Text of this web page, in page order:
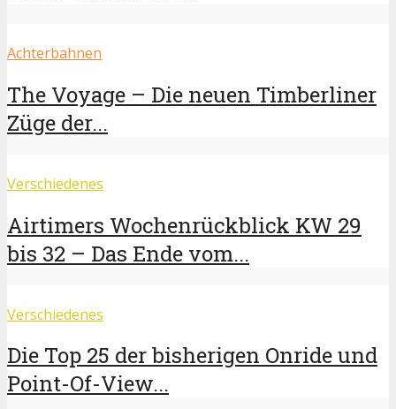
Achterbahnen
The Voyage – Die neuen Timberliner
Züge der...
Verschiedenes
Airtimers Wochenrückblick KW 29
bis 32 – Das Ende vom...
Verschiedenes
Die Top 25 der bisherigen Onride und
Point-Of-View...